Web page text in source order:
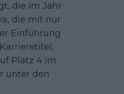
die im Jahr
die mit nur
Einführung
Platz 4 im
unter den